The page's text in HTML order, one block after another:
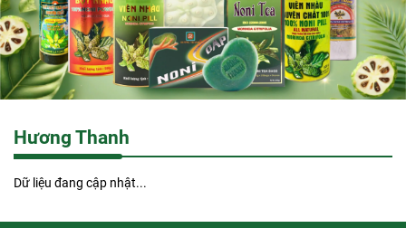
Hương Thanh
Dữ liệu đang cập nhật...